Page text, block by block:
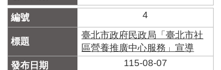
說
臺
北
市
鄰
長
4
臺北市政府民政局「臺北市社
區營養推廣中心服務」宣導
115-08-07